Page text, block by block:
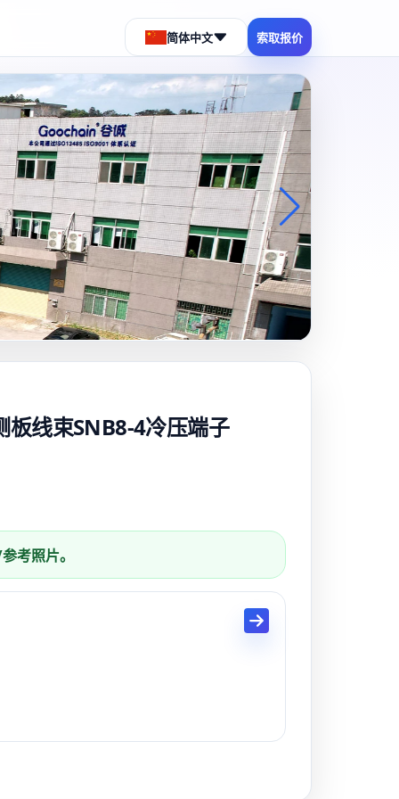
简体中文 索取报价
板线束SNB8-4冷压端子
考照片。